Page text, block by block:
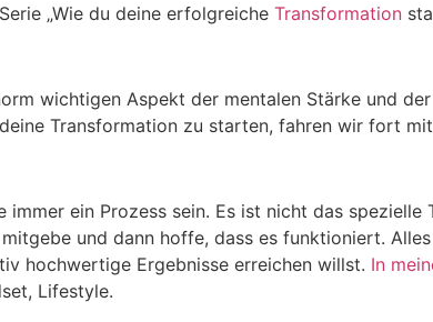
„Wie du deine erfolgreiche Transformation
wichtigen Aspekt der mentalen Stärke und
Transformation zu starten, fahren wir fort
ein Prozess sein. Es ist nicht das spezielle
und dann hoffe, dass es funktioniert.
hochwertige Ergebnisse erreichen willst. In
Lifestyle.